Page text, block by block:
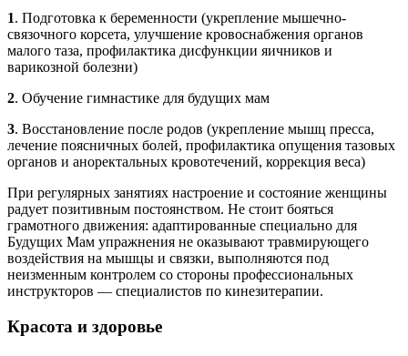
1. Подготовка к беременности (укрепление мышечно-
связочного корсета, улучшение кровоснабжения органов
малого таза, профилактика дисфункции яичников и
варикозной болезни)
2. Обучение гимнастике для будущих мам
3. Восстановление после родов (укрепление мышц пресса,
лечение поясничных болей, профилактика опущения тазовых
органов и аноректальных кровотечений, коррекция веса)
При регулярных занятиях настроение и состояние женщины
радует позитивным постоянством. Не стоит бояться
грамотного движения: адаптированные специально для
Будущих Мам упражнения не оказывают травмирующего
воздействия на мышцы и связки, выполняются под
неизменным контролем со стороны профессиональных
инструкторов — специалистов по кинезитерапии.
Красота и здоровье